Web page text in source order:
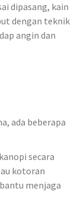
dipasang, kain
dengan teknik
angin dan
ada beberapa
secara
kotoran
menjaga